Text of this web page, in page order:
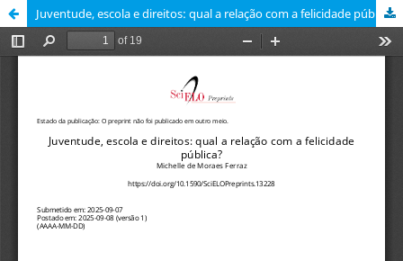
Juventude, escola e direitos: qual a relação com a felicidade pública?